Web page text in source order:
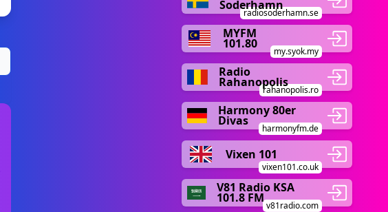
Soderhamn
radiosoderhamn.se
MYFM
101.80
my.syok.my
Radio
Rahanopolis
rahanopolis.ro
Harmony 80er
Divas
harmonyfm.de
Vixen 101
vixen101.co.uk
V81 Radio KSA
101.8 FM
v81radio.com